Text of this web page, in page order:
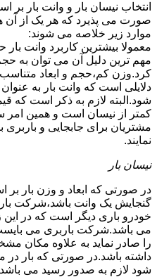
انتخاب نیسان بار و وانت بار بر
صورت می پذیرد که هر یک از آن
موارد زیر خلاصه می شوند:
معمولا بیشترین کاربرد وانت
مهم ترین دلیل آن می توان به
کرد.وزن کم،حجم و ابعاد
دلایلی است که وانت بار به
شود.البته لازم به ذکر است که
کمتر از نیسان است و همین امر
مشتریان برای جابجایی و باربری
نمایند.
نیسان بار
در صورتی که ابعاد و وزن بار
گنجایش یک وانت باشد،شرکت
خودرو باری دیگر است که در این
می باشد.شرکت باربری می
را صادر نماید به علاوه مکان
داشته باشد.در صورتی که بار
شود لازم به صدور رسید می